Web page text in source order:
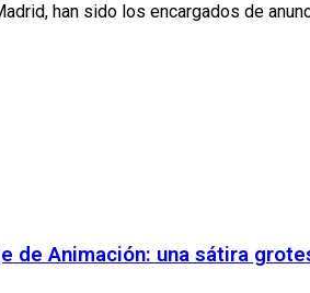
han sido los encargados de
de Animación: una sátira